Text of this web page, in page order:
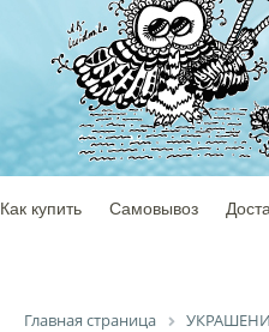
Как купить Самовывоз
Главная страница